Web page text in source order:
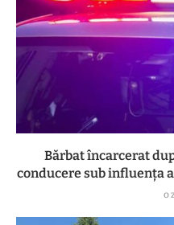
Bărbat încarcerat
conducere sub influența
o